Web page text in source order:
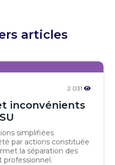
articles
2 031
inconvénients
simplifiées
par actions constituée
la séparation des
professionnel.